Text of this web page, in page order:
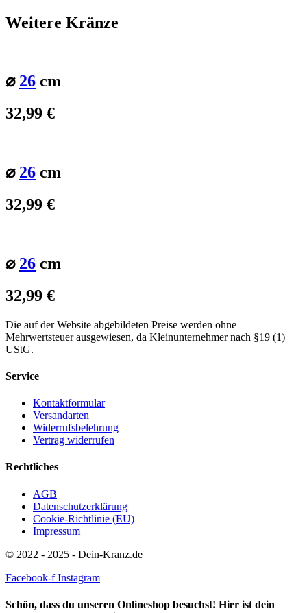
Weitere Kränze
⌀ 26 cm
32,99 €
⌀ 26 cm
32,99 €
⌀ 26 cm
32,99 €
Die auf der Website abgebildeten Preise werden ohne
Mehrwertsteuer ausgewiesen, da Kleinunternehmer nach §19 (1)
UStG.
Service
Kontaktformular
Versandarten
Widerrufsbelehrung
Vertrag widerrufen
Rechtliches
AGB
Datenschutzerklärung
Cookie-Richtlinie (EU)
Impressum
© 2022 - 2025 - Dein-Kranz.de
Facebook-f Instagram
Schön, dass du unseren Onlineshop besuchst! Hier ist dein